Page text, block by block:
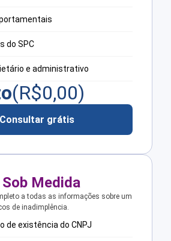
do SPC
e administrativo
(R$0,00)
Consultar grátis
Medida
a todas as informações sobre um
de inadimplência.
de existência do CNPJ